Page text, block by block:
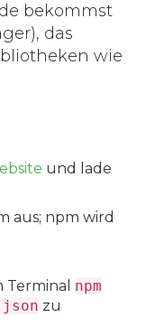
bekommst
das
wie
und lade
aus; npm wird
npm
zu